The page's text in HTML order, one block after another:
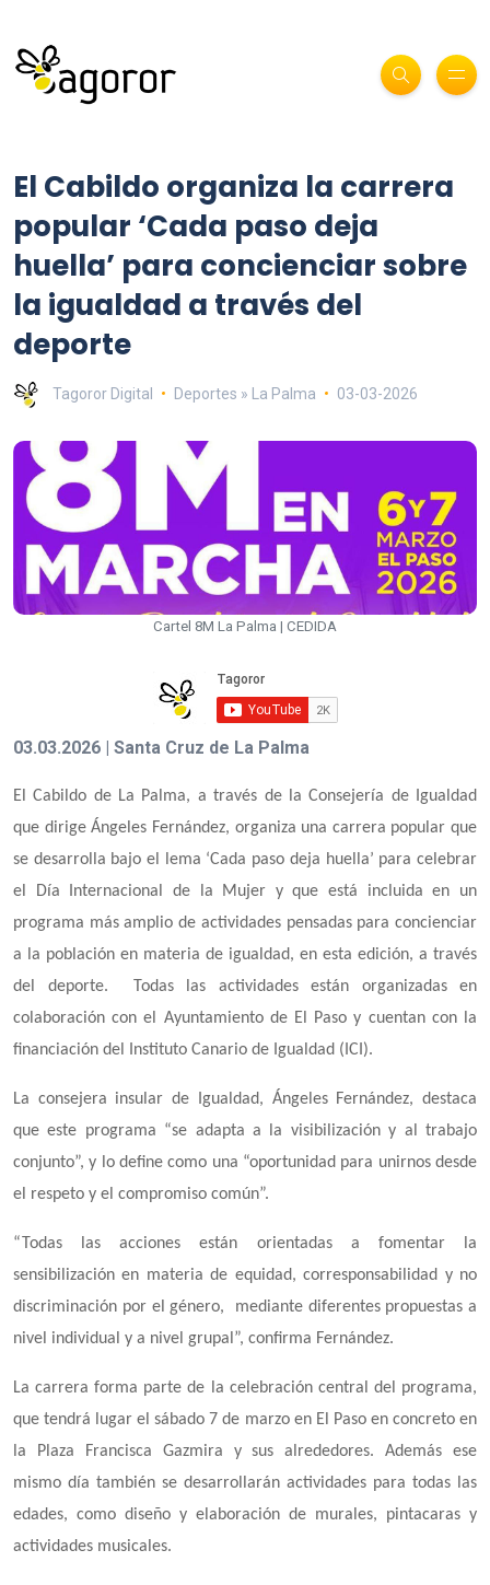
El Cabildo organiza la carrera
popular ‘Cada paso deja
huella’ para concienciar sobre
la igualdad a través del
deporte
Tagoror Digital Deportes » La Palma 03-03-2026
Cartel 8M La Palma | CEDIDA
03.03.2026 | Santa Cruz de La Palma
El Cabildo de La Palma, a través de la Consejería de Igualdad
que dirige Ángeles Fernández, organiza una carrera popular que
se desarrolla bajo el lema ‘Cada paso deja huella’ para celebrar
el Día Internacional de la Mujer y que está incluida en un
programa más amplio de actividades pensadas para concienciar
a la población en materia de igualdad, en esta edición, a través
del deporte. Todas las actividades están organizadas en
colaboración con el Ayuntamiento de El Paso y cuentan con la
financiación del Instituto Canario de Igualdad (ICI).
La consejera insular de Igualdad, Ángeles Fernández, destaca
que este programa “se adapta a la visibilización y al trabajo
conjunto”, y lo define como una “oportunidad para unirnos desde
el respeto y el compromiso común”.
“Todas las acciones están orientadas a fomentar la
sensibilización en materia de equidad, corresponsabilidad y no
discriminación por el género, mediante diferentes propuestas a
nivel individual y a nivel grupal”, confirma Fernández.
La carrera forma parte de la celebración central del programa,
que tendrá lugar el sábado 7 de marzo en El Paso en concreto en
la Plaza Francisca Gazmira y sus alrededores. Además ese
mismo día también se desarrollarán actividades para todas las
edades, como diseño y elaboración de murales, pintacaras y
actividades musicales.